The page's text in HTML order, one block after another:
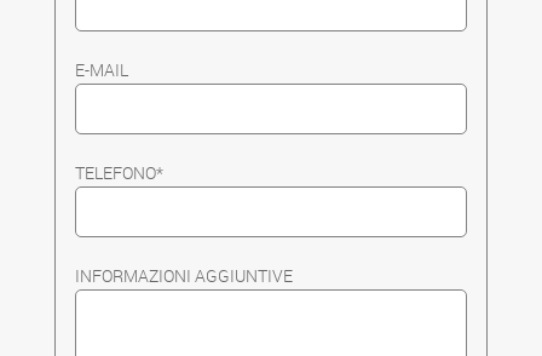
E-MAIL
TELEFONO*
INFORMAZIONI AGGIUNTIVE